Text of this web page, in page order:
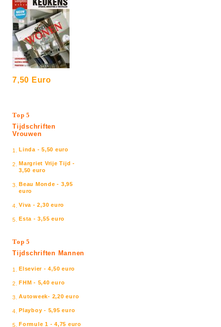
7,50 Euro
Top 5
Tijdschriften
Vrouwen
1. Linda - 5,50 euro
2. Margriet Vrije Tijd -
3,50 euro
3. Beau Monde - 3,95
euro
4. Viva - 2,30 euro
5. Esta - 3,55 euro
Top 5
Tijdschriften Mannen
1. Elsevier - 4,50 euro
2. FHM - 5,40 euro
3. Autoweek- 2,20 euro
4. Playboy - 5,95 euro
5. Formule 1 - 4,75 euro